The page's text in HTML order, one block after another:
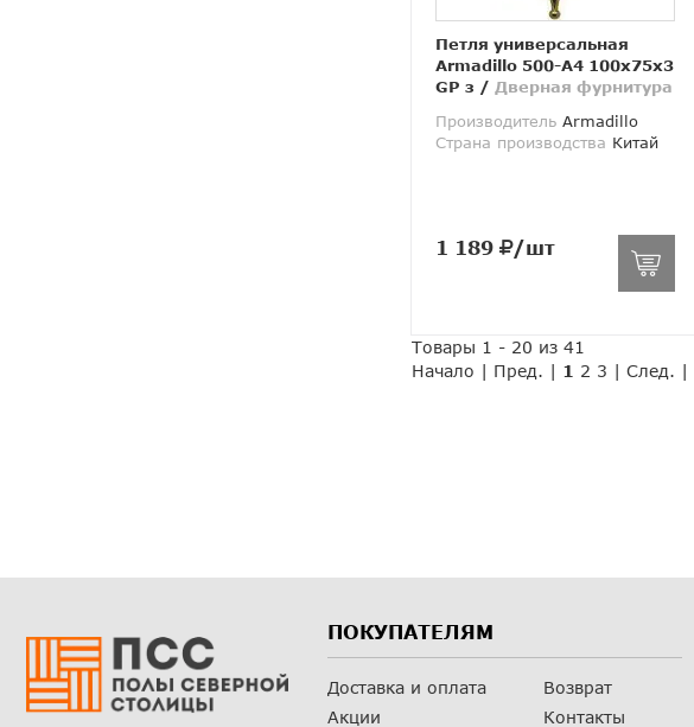
Петля универсальная
Armadillo 500-A4 100x75x3
GP з / Дверная фурнитура
Производитель Armadillo
Страна производства Китай
1 189 /шт
Товары 1 - 20 из 41
Начало | Пред. | 1 2 3 | След. |
ПОКУПАТЕЛЯМ
Доставка и оплата
Акции
Возврат
Контакты